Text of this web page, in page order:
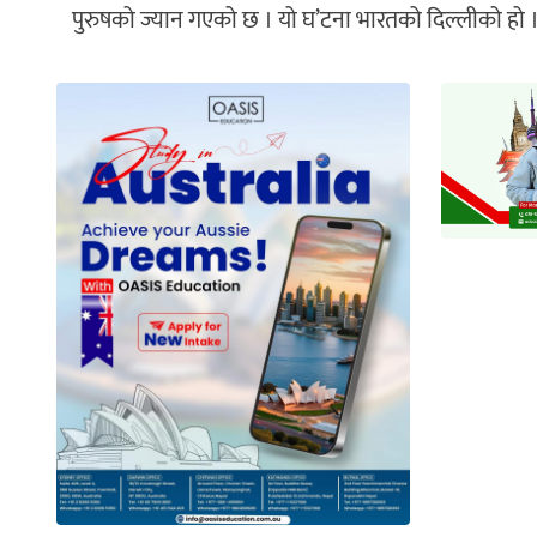
पुरुषको ज्यान गएको छ । यो घ’टना भारतको दिल्लीको हो